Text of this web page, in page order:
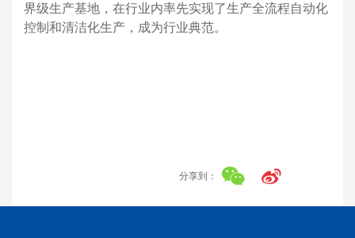
界级生产基地，在行业内率先实现了生产全流程自动化
控制和清洁化生产，成为行业典范。
分享到：